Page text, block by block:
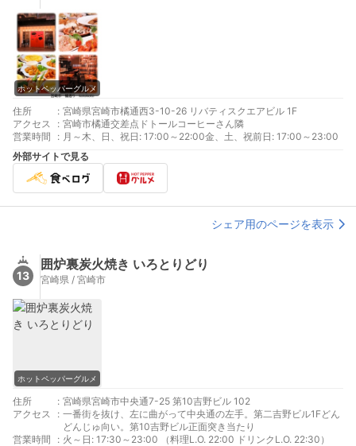
ホットペッパーグルメ
住所 : 宮崎県宮崎市橘通西3-10-26 リバティスクエアビル 1F
アクセス
: 宮崎市橘通交差点ドトールコーヒーさん隣
営業時間
: 月～木、日、祝日: 17:00～22:00金、土、祝前日: 17:00～23:00
外部サイトで見る
シェア用のページを表示
13
囲炉裏炭火焼き いろとりどり
宮崎県 / 宮崎市
ホットペッパーグルメ
住所 : 宮崎県宮崎市中央通7-25 第10吉野ビル 102
アクセス
: 一番街を抜け、左に曲がって中央通の左手。第二吉野ビル1Fどん
どんじゅ向い。第10吉野ビル正面突き当たり
営業時間
: 火～日: 17:30～23:00 （料理L.O. 22:00 ドリンクL.O. 22:30）